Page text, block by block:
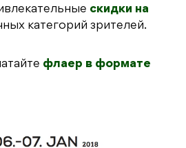
скидки на
категорий зрителей.
флаер в формате